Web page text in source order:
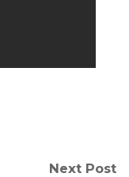
Next Post